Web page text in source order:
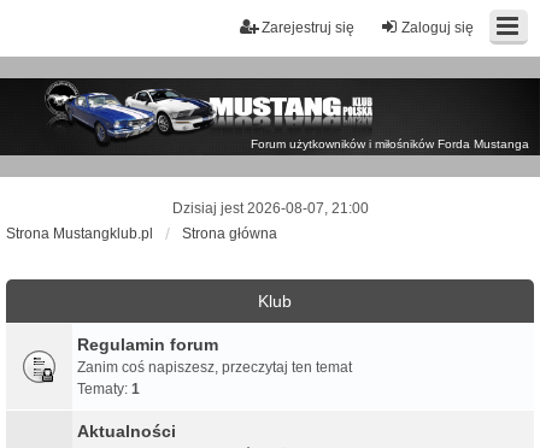
Zaloguj się
Zarejestruj się
Forum użytkowników i miłośników Forda Mustanga
Dzisiaj jest 2026-08-07, 21:00
Strona Mustangklub.pl
Strona główna
Klub
Regulamin forum
Zanim coś napiszesz, przeczytaj ten temat
Tematy: 1
Aktualności